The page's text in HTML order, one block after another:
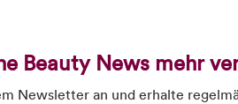
Beauty News mehr
Newsletter an und erhalte